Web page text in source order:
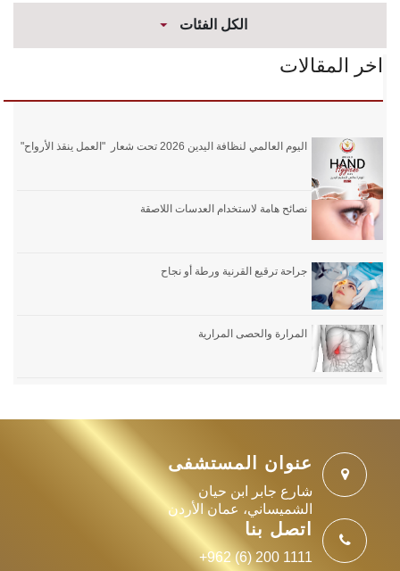
الكل الفئات
اخر المقالات
اليوم العالمي لنظافة اليدين 2026 تحت شعار "العمل ينقذ الأرواح"
نصائح هامة لاستخدام العدسات اللاصقة
جراحة ترقيع القرنية ورطة أو نجاح
المرارة والحصى المرارية
عنوان المستشفى
شارع جابر ابن حيان
الشميساني، عمان الأردن
اتصل بنا
+962 (6) 200 1111